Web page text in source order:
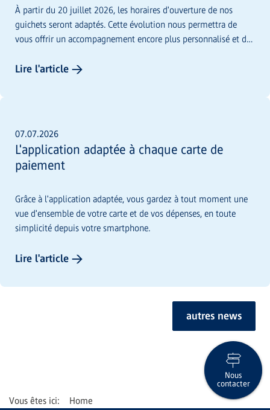
À partir du 20 juillet 2026, les horaires d'ouverture de nos
guichets seront adaptés. Cette évolution nous permettra de
vous offrir un accompagnement encore plus personnalisé et de
d'ouverture.
Lire l'article →
07.07.2026
L'application adaptée à chaque carte de
paiement
Grâce à l'application adaptée, vous gardez à tout moment une
vue d'ensemble de votre carte et de vos dépenses, en toute
simplicité depuis votre smartphone.
Lire l'article →
autres news
Home
Nous
contacter